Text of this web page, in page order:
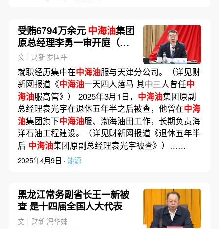
受贿6794万余元 中海油集团
原总经理李勇一审开庭（更
新）
文｜财新 罗国平
就职经历集中在中海油服与天津分公司。（详见财
新网报道《中海油一天四人落马 其中三人曾任中
海油服高管》） 2025年3月1日， 中海油集团原副
总经理袁光宇在退休五年半之后被查，他曾在中海
油集团旗下中海油服、渤海油田工作，长期负责海
洋石油工程建设。（详见财新网报道《退休五年半
后 中海油集团原副总经理袁光宇被查》）……
2025年4月9日 · 能源
黑龙江常务副省长王一新被
查 是十四届全国人大代表
文｜财新 冯华妹